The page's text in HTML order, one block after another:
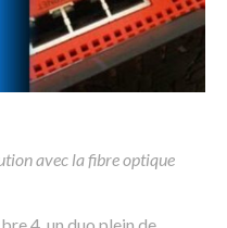
avec la fibre optique